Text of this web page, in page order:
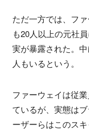
ただ一方では、フ
も20人以上の元社
実が暴露された。
人もいるという。
ファーウェイは従
ているが、実態は
ーザーらはこのス